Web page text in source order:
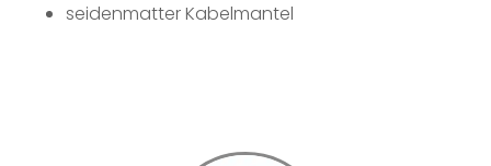
seidenmatter Kabelmantel